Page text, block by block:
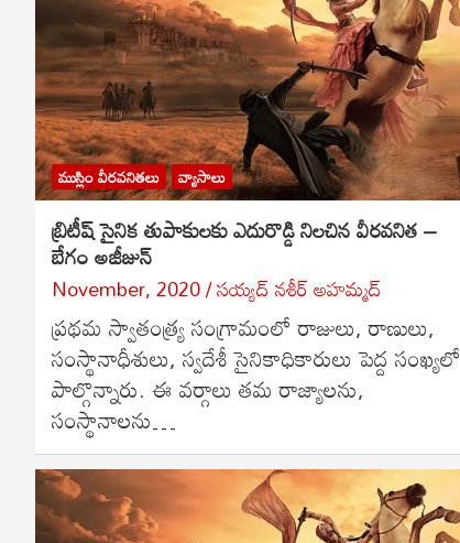
ముస్లిం వీరవనితలు వ్యాసాలు
బ్రిటీష్ సైనిక తుపాకులకు ఎదురొడ్డి నిలచిన వీరవనిత –
బేగం అజీజున్
November, 2020 సయ్యద్ నశీర్ అహమ్మద్
ప్రథమ స్వాతంత్ర్య సంగ్రామంలో రాజులు, రాణులు,
సంస్థానాధీశులు, స్వదేశీ సైనికాధికారులు పెద్ద సంఖ్యలో
పాల్గొన్నారు. ఈ వర్గాలు తమ రాజ్యాలను,
సంస్థానాలను…